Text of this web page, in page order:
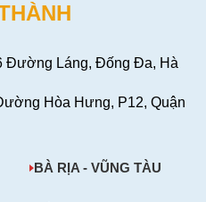
Đường Láng, Đống Đa, Hà
Hòa Hưng, P12, Quận
BÀ RỊA - VŨNG TÀU